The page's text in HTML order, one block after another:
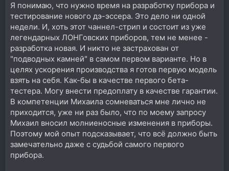
Я понимаю, что нужно время на разработку прибора и
тестирование нового дэ-эссера. Это дело ни одной
недели. И, хоть этот чаннел-стрип и состоит из уже
легендарных ЛОНГовских приборов, тем не менее -
разработка новая. И никто не застрахован от
"подводных камней" в самом первом варианте. Но в
целях ускорения производства я готов первую модель
взять на себя. Как-бы в качестве первого бета-
тестера. Могу внести предоплату в качестве гарантии.
В компетенции Михаила сомневаться мне лично не
приходится, уже ни раз было, что по моему запросу
Михаил вносил молниеносные изменения в приборы.
Поэтому мой опыт подсказывает, что всё должно быть
замечательно даже с судьбой самого первого
прибора.